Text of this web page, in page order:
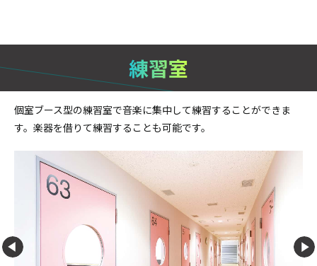
練習室
個室ブース型の練習室で音楽に集中して練習することができま
す。楽器を借りて練習することも可能です。